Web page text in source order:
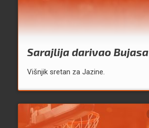
Sarajlija darivao Bujasa
Višnjik sretan za Jazine.